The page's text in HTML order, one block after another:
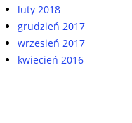
luty 2018
grudzień 2017
wrzesień 2017
kwiecień 2016